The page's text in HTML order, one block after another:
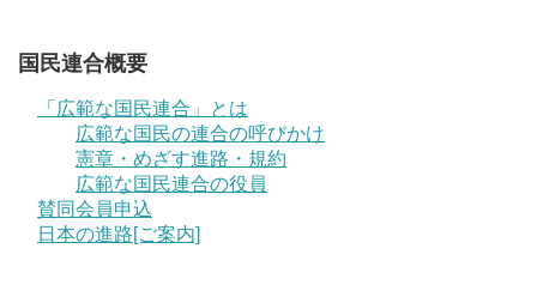
国民連合概要
「広範な国民連合」とは
広範な国民の連合の呼びかけ
憲章・めざす進路・規約
広範な国民連合の役員
賛同会員申込
日本の進路[ご案内]